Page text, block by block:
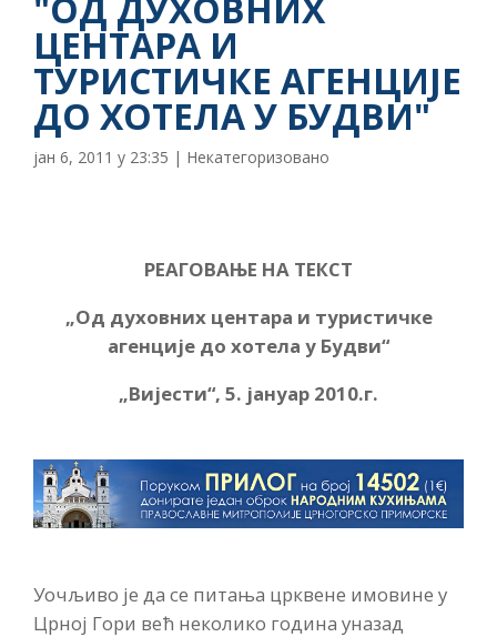
ЦЕНТАРА И
ТУРИСТИЧКЕ АГЕНЦИЈЕ
ДО ХОТЕЛА У БУДВИ"
јан 6, 2011 у 23:35 | Некатегоризовано
РЕАГОВАЊЕ НА ТЕКСТ
„Од духовних центара и туристичке
агенције до хотела у Будви“
„Вијести“, 5. јануар 2010.г.
Уочљиво је да се питања црквене имовине у
Црној Гори већ неколико година уназад